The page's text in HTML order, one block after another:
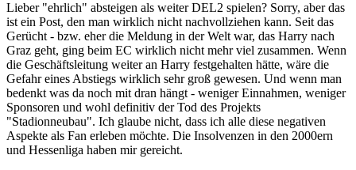
Lieber "ehrlich" absteigen als weiter DEL2 spielen? Sorry, aber das
ist ein Post, den man wirklich nicht nachvollziehen kann. Seit das
Gerücht - bzw. eher die Meldung in der Welt war, das Harry nach
Graz geht, ging beim EC wirklich nicht mehr viel zusammen. Wenn
die Geschäftsleitung weiter an Harry festgehalten hätte, wäre die
Gefahr eines Abstiegs wirklich sehr groß gewesen. Und wenn man
bedenkt was da noch mit dran hängt - weniger Einnahmen, weniger
Sponsoren und wohl definitiv der Tod des Projekts
"Stadionneubau". Ich glaube nicht, dass ich alle diese negativen
Aspekte als Fan erleben möchte. Die Insolvenzen in den 2000ern
und Hessenliga haben mir gereicht.